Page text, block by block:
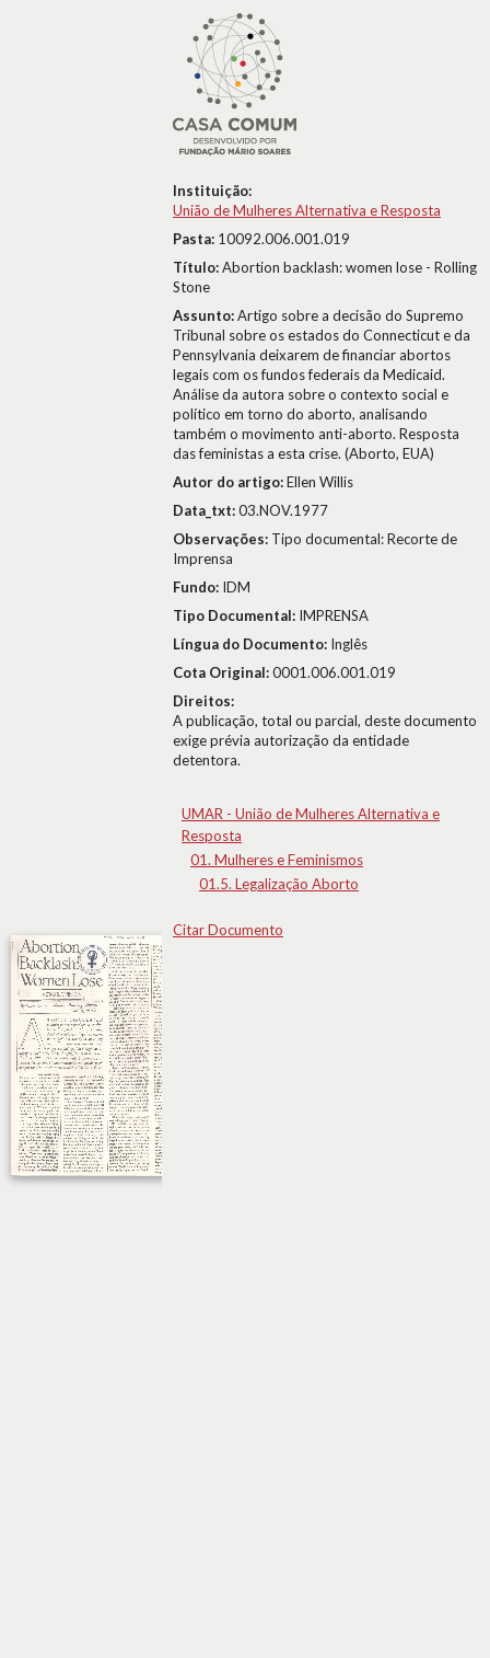
Instituição:
União de Mulheres Alternativa e Resposta
Pasta: 10092.006.001.019
Título:Abortion backlash: women lose - Rolling
Stone
Assunto:Artigo sobre a decisão do Supremo
Tribunal sobre os estados do Connecticut e da
Pennsylvania deixarem de financiar abortos
legais com os fundos federais da Medicaid.
Análise da autora sobre o contexto social e
político em torno do aborto, analisando
também o movimento anti-aborto. Resposta
das feministas a esta crise. (Aborto, EUA)
Autor do artigo:Ellen Willis
Data_txt:03.NOV.1977
Observações: Tipo documental: Recorte de
Imprensa
Fundo: IDM
Tipo Documental: IMPRENSA
Língua do Documento: Inglês
Cota Original:0001.006.001.019
Direitos:
A publicação, total ou parcial, deste documento
exige prévia autorização da entidade
detentora.
UMAR - União de Mulheres Alternativa e
Resposta
01. Mulheres e Feminismos
01.5. Legalização Aborto
Citar Documento